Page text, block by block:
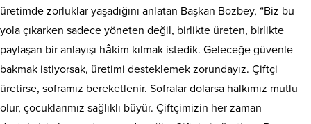
üretimde zorluklar yaşadığını anlatan Başkan Bozbey, “Biz bu
yola çıkarken sadece yöneten değil, birlikte üreten, birlikte
paylaşan bir anlayışı hâkim kılmak istedik. Geleceğe güvenle
bakmak istiyorsak, üretimi desteklemek zorundayız. Çiftçi
üretirse, soframız bereketlenir. Sofralar dolarsa halkımız mutlu
olur, çocuklarımız sağlıklı büyür. Çiftçimizin her zaman